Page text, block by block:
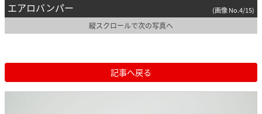
エアロバンパー (画像 No.4/15)
縦スクロールで次の写真へ
記事へ戻る